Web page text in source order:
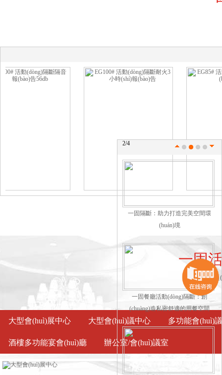
一固
超過
大型會(huì)展中心 大型會(huì)議中心 多功能會(huì)
酒樓多功能宴會(huì)廳 辦公室/會(huì)議室
2/4
一固半自動(dòng)活動(dòng)隔斷：
隔設(shè)計(jì)為你的空間注入無
(wú)限可能！
一固隔斷：助力打造完美空間環
(huán)境
一固餐廳活動(dòng)隔斷：創
(chuàng)造私密舒適的用餐空間